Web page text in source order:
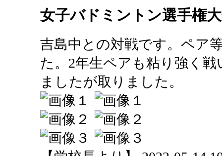
女子バドミントン選手権
吉島中との対戦です。ペア
た。2年生ペアも粘り強く
ましたが取りました。